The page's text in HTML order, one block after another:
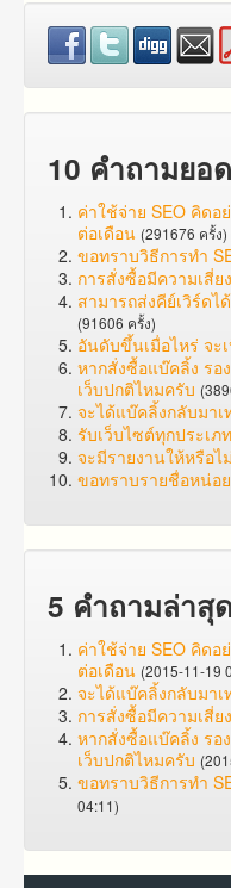
10 คำถามยอ
ค่าใช้จ่าย SEO คิดอ
ต่อเดือน (291676 ครั้ง)
ขอทราบวิธีการทำ
การสั่งซื้อมีความเสี่ย
สามารถส่งคีย์เวิร์ดไ
(91606 ครั้ง)
อันดับขึ้นเมื่อไหร่ จ
หากสั่งซื้อแบ๊คลิ้ง รอ
เว็บปกติไหมครับ
จะได้แบ๊คลิ้งกลับมาเ
รับเว็บไซต์ทุกประเภ
จะมีรายงานให้หรือไ
ขอทราบรายชื่อหน่อ
5 คำถามล่าสุด
ค่าใช้จ่าย SEO คิดอ
ต่อเดือน (2015-11-19
จะได้แบ๊คลิ้งกลับมาเ
การสั่งซื้อมีความเสี่ย
หากสั่งซื้อแบ๊คลิ้ง รอ
เว็บปกติไหมครับ
ขอทราบวิธีการทำ
04:11)